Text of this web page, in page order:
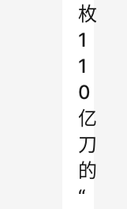
枚
1
1
0
亿
刀
的
“